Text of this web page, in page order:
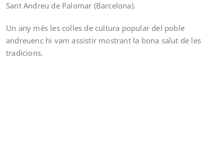
Sant Andreu de Palomar (Barcelona).
Un any més les colles de cultura popular del poble
andreuenc hi vam assistir mostrant la bona salut de les
tradicions.